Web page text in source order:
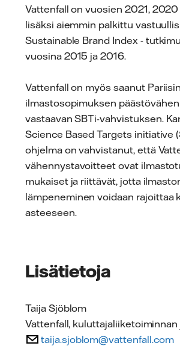
Vattenfall on vuosien 2021,
lisäksi aiemmin palkittu
Sustainable Brand Index -
vuosina 2015 ja 2016.
Vattenfall on myös saanut Pariisin
ilmastosopimuksen
vastaavan SBTi-vahvistuksen.
Science Based Targets initiative
ohjelma on vahvistanut, että
vähennystavoitteet ovat
mukaiset ja riittävät, jotta
lämpeneminen voidaan rajoittaa
asteeseen.
Lisätietoja
Taija Sjöblom
Vattenfall, kuluttajaliiketoiminnan
taija.sjoblom@vattenfall.com